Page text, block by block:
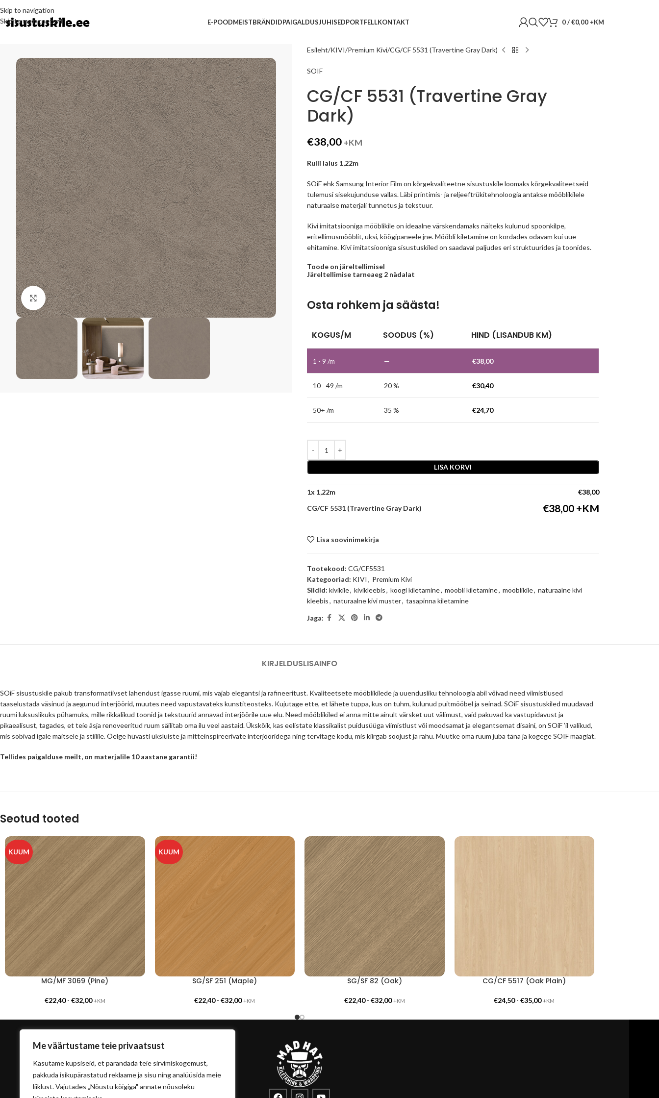
Me väärtustame teie privaatsust
Kasutame küpsiseid, et parandada teie sirvimiskogemust,
pakkuda isikupärastatud reklaame ja sisu ning analüüsida meie
liiklust. Vajutades „Nõustu kõigiga" annate nõusoleku
Skip to navigation
Skip to main content
E-POODMEISTBRÄNDIDPAIGALDUSJUHISEDPORTFELLKONTAKT 0/€0,00
Kliki suurendamiseks
Esileht KIVI Premium Kivi CG/CF 5531 (Travertine Gray Dark)
SOIF
CG/CF 5531 (Travertine Gray
Dark)
€38,00 +KM
Rulli laius 1,22m
SOiF ehk Samsung Interior Film on kõrgekvaliteetne sisustuskile loomaks kõrgekvaliteetseid
tulemusi sisekujunduse vallas. Läbi printimis- ja reljeeftrükitehnoloogia antakse mööblikilele
naturaalse materjali tunnetus ja tekstuur.
Kivi imitatsiooniga mööblikile on ideaalne värskendamaks näiteks kulunud spoonkilpe,
eritellimusmööblit, uksi, köögipaneele jne. Mööbli kiletamine on kordades odavam kui uue
ehitamine. Kivi imitatsiooniga sisustuskiled on saadaval paljudes eri struktuurides ja toonides.
Toode on järeltellimisel
Järeltellimise tarneaeg 2 nädalat
Osta rohkem ja säästa!
KOGUS/M SOODUS (%) HIND (LISANDUB KM)
1 - 9 /m — €38,00
10 - 49 /m 20 % €30,40
50+ /m 35 % €24,70
LISA KORVI
1x €38,00
CG/CF 5531 (Travertine Gray Dark)
€38,00
Lisa soovinimekirja
Tootekood: CG/CF5531
Kategooriad: KIVI , Premium Kivi
Sildid: kivikile, kivikleebis, köögi kiletamine, mööbli kiletamine, mööblikile, naturaalne kivi
kleebis, naturaalne kivi muster, tasapinna kiletamine
Jaga:
KIRJELDUSLISAINFO
SOiF sisustuskile pakub transformatiivset lahendust igasse ruumi, mis vajab elegantsi ja rafineeritust. Kvaliteetsete mööblikilede ja uuendusliku tehnoloogia abil võivad need viimistlused
taaselustada väsinud ja aegunud interjöörid, muutes need vapustavateks kunstiteosteks. Kujutage ette, et lähete tuppa, kus on tuhm, kulunud puitmööbel ja seinad. SOiF sisustuskiled muudavad
ruumi luksuslikuks pühamuks, mille rikkalikud toonid ja tekstuurid annavad interjöörile uue elu. Need mööblikiled ei anna mitte ainult värsket uut välimust, vaid pakuvad ka vastupidavust ja
pikaealisust, tagades, et teie äsja renoveeritud ruum säilitab oma ilu veel aastaid. Ükskõik, kas eelistate klassikalist puidusüüga viimistlust või moodsamat ja elegantsemat disaini, on SOiF ’il valikud,
mis sobivad igale maitsele ja stiilile. Öelge hüvasti üksluiste ja mitteinspireerivate interjööridega ning tervitage kodu, mis kiirgab soojust ja rahu. Muutke oma ruum juba täna ja kogege SOIF maagiat.
Tellides paigalduse meilt, on materjalile 10 aastane garantii!
Seotud tooted
KUUM
MG/MF 3069 (Pine)
€22,40- €32,00 +KM
KUUM
SG/SF 251 (Maple)
€22,40-€32,00 +KM
SG/SF 82 (Oak)
€22,40- €32,00 +KM
CG/CF 5517 (Oak Plain)
€24,50-€35,00 +KM